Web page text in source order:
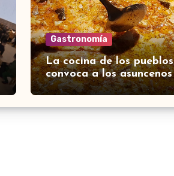
Gastronomía
La cocina de los pueblos
convoca a los asuncenos